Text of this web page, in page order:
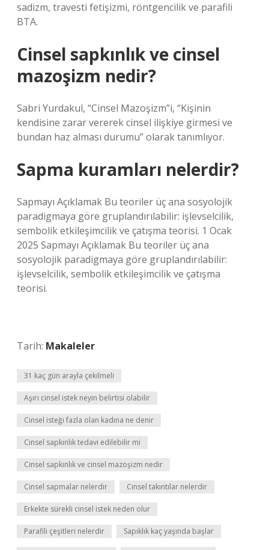
sadizm, travesti fetişizmi, röntgencilik ve parafili
BTA.
Cinsel sapkınlık ve cinsel
mazoşizm nedir?
Sabri Yurdakul, “Cinsel Mazoşizm”i, “Kişinin
kendisine zarar vererek cinsel ilişkiye girmesi ve
bundan haz alması durumu” olarak tanımlıyor.
Sapma kuramları nelerdir?
Sapmayı Açıklamak Bu teoriler üç ana sosyolojik
paradigmaya göre gruplandırılabilir: işlevselcilik,
sembolik etkileşimcilik ve çatışma teorisi. 1 Ocak
2025 Sapmayı Açıklamak Bu teoriler üç ana
sosyolojik paradigmaya göre gruplandırılabilir:
işlevselcilik, sembolik etkileşimcilik ve çatışma
teorisi.
Tarih: Makaleler
31 kaç gün arayla çekilmeli
Aşırı cinsel istek neyin belirtisi olabilir
Cinsel isteği fazla olan kadına ne denir
Cinsel sapkınlık tedavi edilebilir mi
Cinsel sapkınlık ve cinsel mazoşizm nedir
Cinsel sapmalar nelerdir Cinsel takıntılar nelerdir
Erkekte sürekli cinsel istek neden olur
Parafili çeşitleri nelerdir Sapıklık kaç yaşında başlar